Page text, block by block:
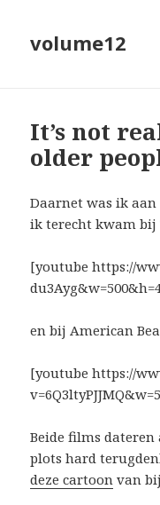
volume12
It’s not
older
Daarnet was ik aan
ik terecht kwam bij
[youtube https://
en bij American
[youtube https://
Beide films dateren
plots hard
deze cartoon van